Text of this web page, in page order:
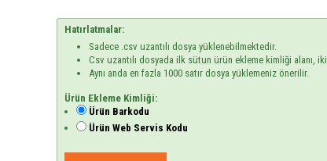
Hatırlatmalar:
Sadece .csv uzantılı dosya yüklenebilmektedir.
Csv uzantılı dosyada ilk sütun ürün ekleme kimliği alanı,
Aynı anda en fazla 1000 satır dosya yüklemeniz önerilir.
Ürün Ekleme Kimliği:
Ürün Barkodu
Ürün Web Servis Kodu